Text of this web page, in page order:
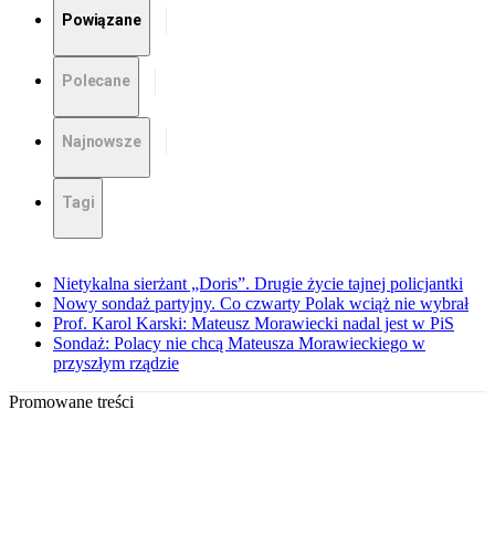
Powiązane
Polecane
Najnowsze
Tagi
Nietykalna sierżant „Doris”. Drugie życie tajnej policjantki
Nowy sondaż partyjny. Co czwarty Polak wciąż nie wybrał
Prof. Karol Karski: Mateusz Morawiecki nadal jest w PiS
Sondaż: Polacy nie chcą Mateusza Morawieckiego w
przyszłym rządzie
Promowane treści